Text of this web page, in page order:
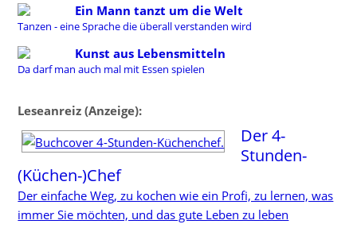
Ein Mann tanzt um die Welt
Tanzen - eine Sprache die überall verstanden wird
Kunst aus Lebensmitteln
Da darf man auch mal mit Essen spielen
Leseanreiz (Anzeige):
Der 4-
Stunden-
(Küchen-)Chef
Der einfache Weg, zu kochen wie ein Profi, zu lernen, was
immer Sie möchten, und das gute Leben zu leben